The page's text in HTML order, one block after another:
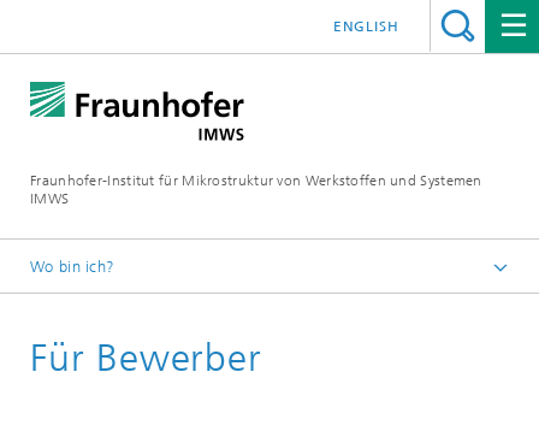
Fraunhofer-Institut für Mikrostruktur von Werkstoffen und Systemen
IMWS
ENGLISH
Wo bin ich?
Kontakt
Für Bewerber